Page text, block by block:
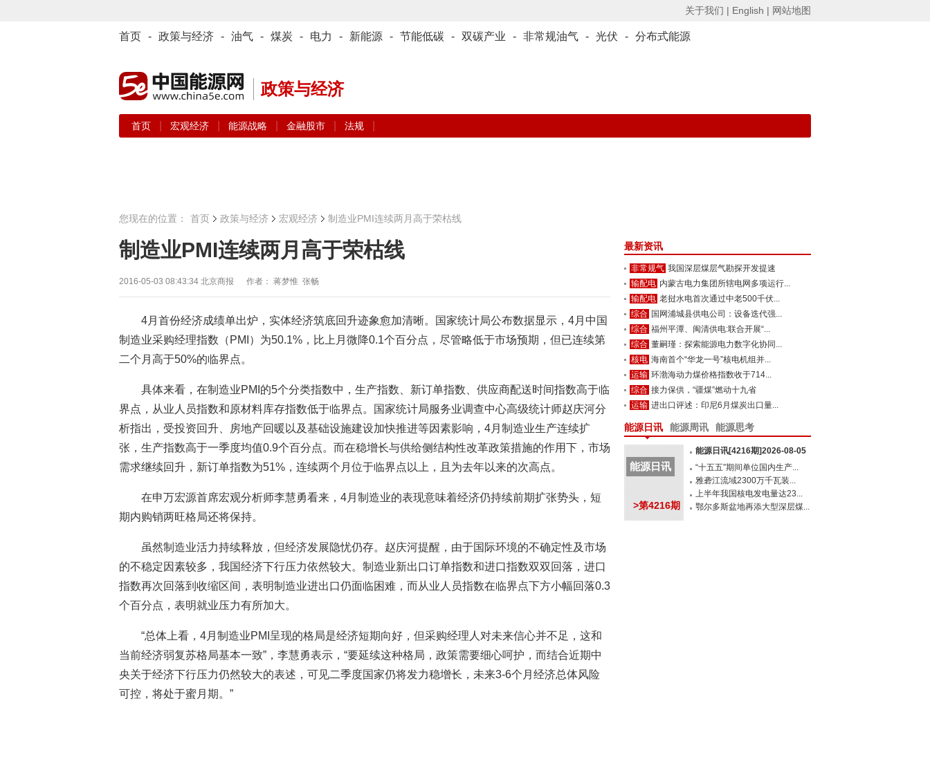
关于我们 | English | 网站地图
首页 - 政策与经济 - 油气 - 煤炭 - 电力 - 新能源 - 节能低碳 - 双碳产业 - 非常规油气 - 光伏 - 分布式能源
政策与经济
首页 宏观经济 能源战略 金融股市 法规
您现在的位置： 首页 政策与经济 宏观经济 制造业PMI连续两月高于荣枯线
制造业PMI连续两月高于荣枯线
2016-05-03 08:43:34 北京商报 作者： 蒋梦惟 张畅
4月首份经济成绩单出炉，实体经济筑底回升迹象愈加清晰。国家统计局公布数据显示，4月中国
制造业采购经理指数（PMI）为50.1%，比上月微降0.1个百分点，尽管略低于市场预期，但已连续第
二个月高于50%的临界点。
具体来看，在制造业PMI的5个分类指数中，生产指数、新订单指数、供应商配送时间指数高于临
界点，从业人员指数和原材料库存指数低于临界点。国家统计局服务业调查中心高级统计师赵庆河分
析指出，受投资回升、房地产回暖以及基础设施建设加快推进等因素影响，4月制造业生产连续扩
张，生产指数高于一季度均值0.9个百分点。而在稳增长与供给侧结构性改革政策措施的作用下，市场
需求继续回升，新订单指数为51%，连续两个月位于临界点以上，且为去年以来的次高点。
在申万宏源首席宏观分析师李慧勇看来，4月制造业的表现意味着经济仍持续前期扩张势头，短
期内购销两旺格局还将保持。
虽然制造业活力持续释放，但经济发展隐忧仍存。赵庆河提醒，由于国际环境的不确定性及市场
的不稳定因素较多，我国经济下行压力依然较大。制造业新出口订单指数和进口指数双双回落，进口
指数再次回落到收缩区间，表明制造业进出口仍面临困难，而从业人员指数在临界点下方小幅回落0.3
个百分点，表明就业压力有所加大。
“总体上看，4月制造业PMI呈现的格局是经济短期向好，但采购经理人对未来信心并不足，这和
当前经济弱复苏格局基本一致”，李慧勇表示，“要延续这种格局，政策需要细心呵护，而结合近期中
央关于经济下行压力仍然较大的表述，可见二季度国家仍将发力稳增长，未来3-6个月经济总体风险
可控，将处于蜜月期。”
最新资讯
非常规气 我国深层煤层气勘探开发提速
输配电 内蒙古电力集团所辖电网多项运行...
输配电 老挝水电首次通过中老500千伏...
综合 国网浦城县供电公司：设备迭代强...
综合 福州平潭、闽清供电:联合开展“...
综合 董嗣瑾：探索能源电力数字化协同...
核电 海南首个“华龙一号”核电机组并...
运输 环渤海动力煤价格指数收于714...
综合 接力保供，“疆煤”燃动十九省
运输 进出口评述：印尼6月煤炭出口量...
能源日讯 能源周讯 能源思考
能源日讯
>第4216期
能源日讯[4216期]2026-08-05
“十五五”期间单位国内生产...
雅砻江流域2300万千瓦装...
上半年我国核电发电量达23...
鄂尔多斯盆地再添大型深层煤...